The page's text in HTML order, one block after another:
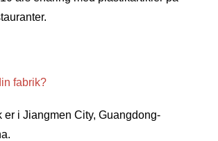
fabrik?
er i Jiangmen City, Guangdong-